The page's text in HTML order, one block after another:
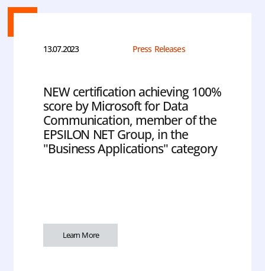
13.07.2023 Press Releases
NEW certification achieving 100%
score by Microsoft for Data
Communication, member of the
EPSILON NET Group, in the
"Business Applications" category
Learn More